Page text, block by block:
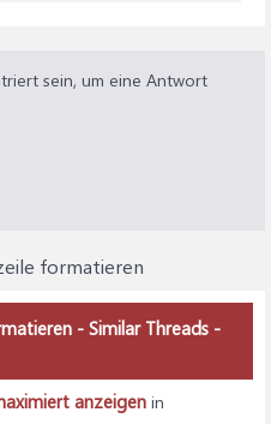
sein, um eine Antwort
formatieren
- Similar Threads -
anzeigen in